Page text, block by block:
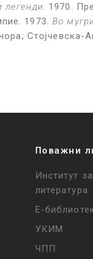
легенди . 1970.
1973. Во
Стојчевска-
Поважни
Институт
литература
Е-
УКИМ
ЧПП